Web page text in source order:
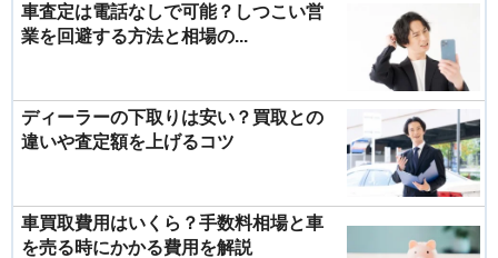
車査定は電話なしで可能？しつこい営
業を回避する方法と相場の...
ディーラーの下取りは安い？買取との
違いや査定額を上げるコツ
車買取費用はいくら？手数料相場と車
を売る時にかかる費用を解説